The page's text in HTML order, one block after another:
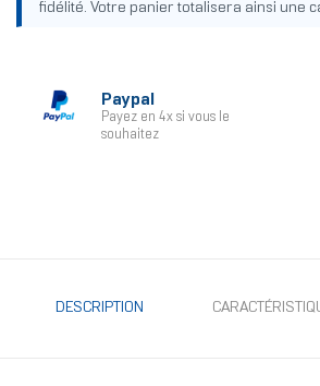
fidélité. Votre panier totalisera ainsi une
Paypal
Payez en 4x si vous le
souhaitez
DESCRIPTION